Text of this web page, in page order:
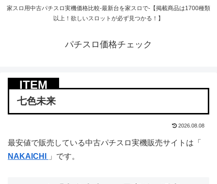
家スロ用中古パチスロ実機価格比較-最新台を家スロで-【掲載商品は1700種類
以上！欲しいスロットが必ず見つかる！】
パチスロ価格チェック
七色未来
2026.08.08
最安値で販売している中古パチスロ実機販売サイトは「
NAKAICHI
」です。